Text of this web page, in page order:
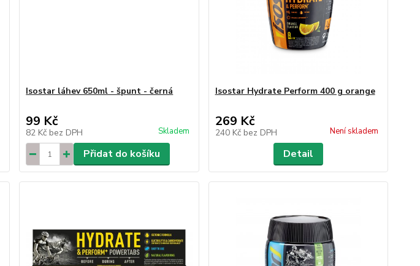
Isostar láhev 650ml - špunt - černá
99 Kč
82 Kč bez DPH Skladem
Přidat do košíku
Isostar Hydrate Perform 400 g orange
269 Kč
240 Kč bez DPH Není skladem
Detail